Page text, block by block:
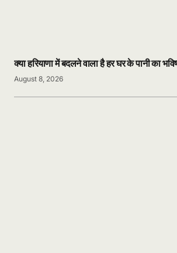
क्या हरियाणा में बदलने वाला है हर घर के पानी का
August 8, 2026